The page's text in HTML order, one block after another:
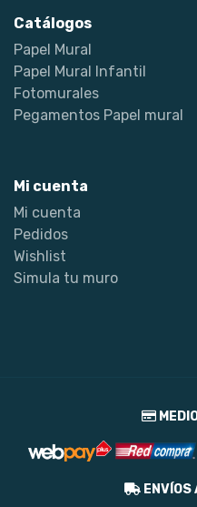
Catálogos
Papel Mural
Papel Mural Infantil
Fotomurales
Pegamentos Papel mural
Mi cuenta
Mi cuenta
Pedidos
Wishlist
Simula tu muro
ENVÍOS